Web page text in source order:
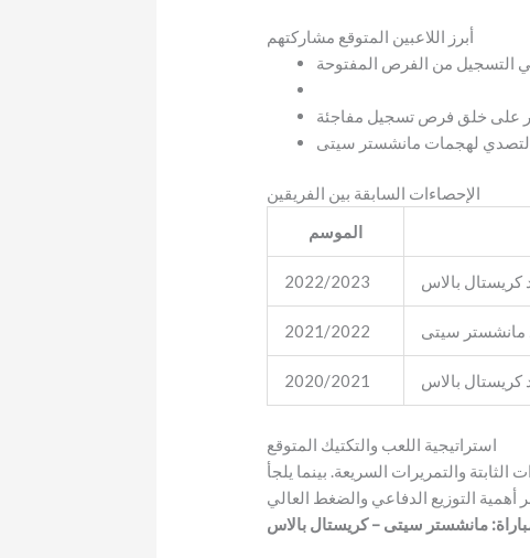
أبرز اللاعبين المتوقع مشاركتهم
الإحصاءات السابقة بين الفريقين
الموسم
2022/2023 بالاس
2021/2022 مانشستر سيتى
2020/2021 بالاس
استراتيجية اللعب والتكتيك المتوقع
والتمريرات السريعة. بينما يلجأ
التوزيع الدفاعي والضغط العالي
مانشستر سيتى – كريستال بالاس